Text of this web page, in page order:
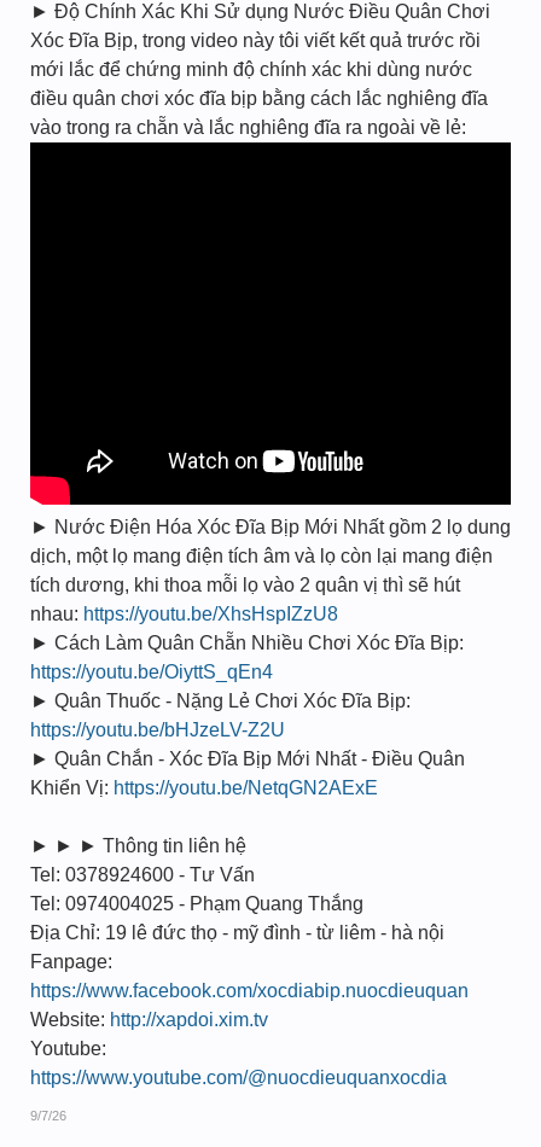
► Độ Chính Xác Khi Sử dụng Nước Điều Quân Chơi
Xóc Đĩa Bịp, trong video này tôi viết kết quả trước rồi
mới lắc để chứng minh độ chính xác khi dùng nước
điều quân chơi xóc đĩa bịp bằng cách lắc nghiêng đĩa
vào trong ra chẵn và lắc nghiêng đĩa ra ngoài về lẻ:
► Nước Điện Hóa Xóc Đĩa Bịp Mới Nhất gồm 2 lọ dung
dịch, một lọ mang điện tích âm và lọ còn lại mang điện
tích dương, khi thoa mỗi lọ vào 2 quân vị thì sẽ hút
nhau: https://youtu.be/XhsHspIZzU8
► Cách Làm Quân Chẵn Nhiều Chơi Xóc Đĩa Bịp:
https://youtu.be/OiyttS_qEn4
► Quân Thuốc - Nặng Lẻ Chơi Xóc Đĩa Bịp:
https://youtu.be/bHJzeLV-Z2U
► Quân Chắn - Xóc Đĩa Bịp Mới Nhất - Điều Quân
Khiển Vị: https://youtu.be/NetqGN2AExE
► ► ► Thông tin liên hệ
Tel: 0378924600 - Tư Vấn
Tel: 0974004025 - Phạm Quang Thắng
Địa Chỉ: 19 lê đức thọ - mỹ đình - từ liêm - hà nội
Fanpage:
https://www.facebook.com/xocdiabip.nuocdieuquan
Website: http://xapdoi.xim.tv
Youtube:
https://www.youtube.com/@nuocdieuquanxocdia
9/7/26